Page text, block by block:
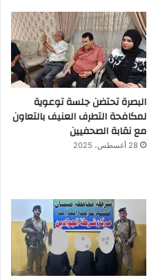
البصرة تحتضن جلسة توعوية
لمكافحة التطرف العنيف بالتعاون
مع نقابة الصحفيين
28 أغسطس، 2025